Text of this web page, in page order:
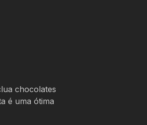
chocolates
é uma ótima